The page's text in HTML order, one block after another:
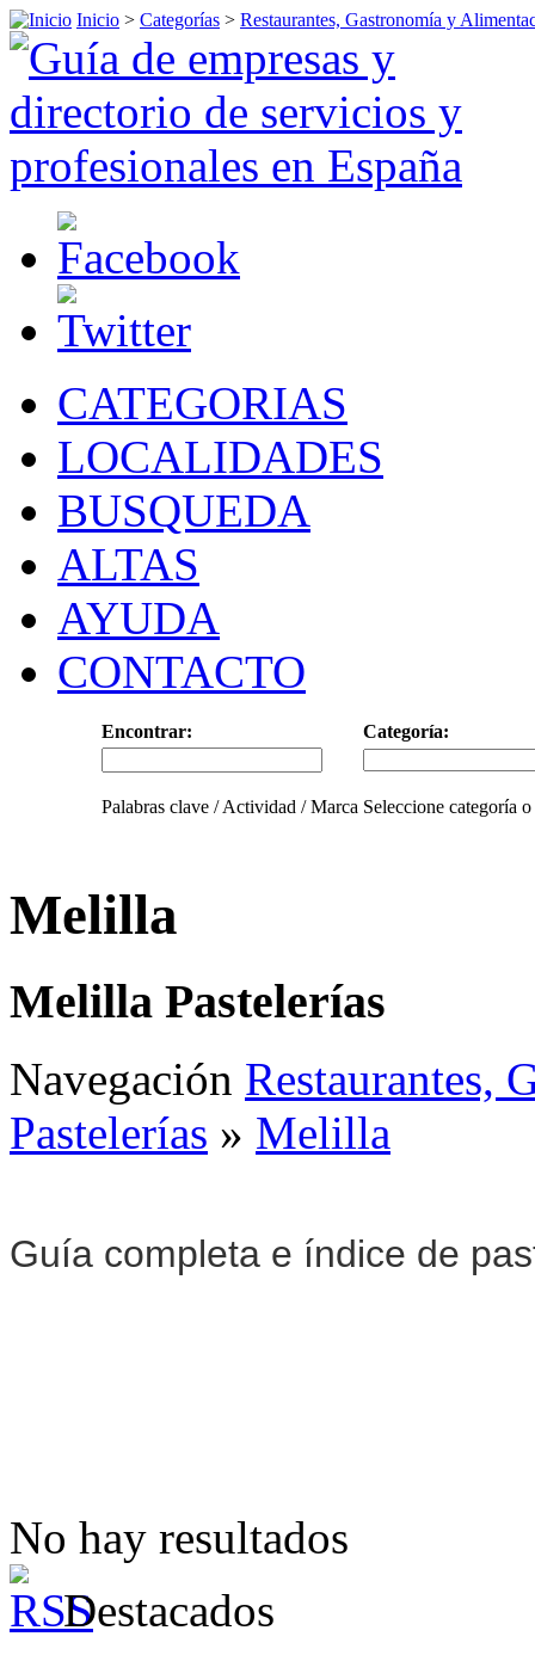
Inicio > Categorías > Restaurantes, Gastronomía y
CATEGORIAS
LOCALIDADES
BUSQUEDA
ALTAS
AYUDA
CONTACTO
Encontrar: Categoría:
Palabras clave / Actividad / Marca Seleccione categoría
Melilla
Melilla Pastelerías
Navegación Restaurantes,
Pastelerías » Melilla
Guía completa e índice de
No hay resultados
Destacados